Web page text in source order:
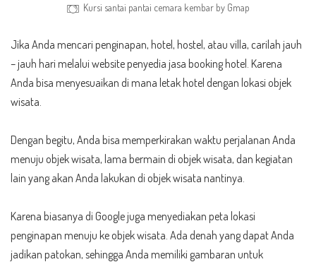
Kursi santai pantai cemara kembar by Gmap
Jika Anda mencari penginapan, hotel, hostel, atau villa, carilah jauh
– jauh hari melalui website penyedia jasa booking hotel. Karena
Anda bisa menyesuaikan di mana letak hotel dengan lokasi objek
wisata.
Dengan begitu, Anda bisa memperkirakan waktu perjalanan Anda
menuju objek wisata, lama bermain di objek wisata, dan kegiatan
lain yang akan Anda lakukan di objek wisata nantinya.
Karena biasanya di Google juga menyediakan peta lokasi
penginapan menuju ke objek wisata. Ada denah yang dapat Anda
jadikan patokan, sehingga Anda memiliki gambaran untuk